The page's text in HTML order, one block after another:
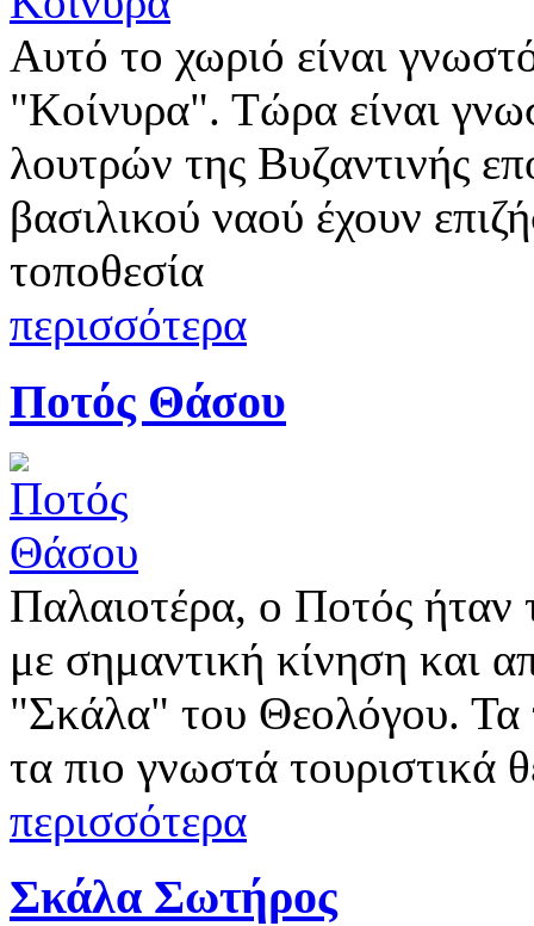
Αυτό το χωριό είναι
"Κοίνυρα". Τώρα είναι
λουτρών της Βυζαντινής
βασιλικού ναού έχουν
τοποθεσία
περισσότερα
Ποτός Θάσου
Παλαιοτέρα, ο Ποτός ήταν
με σημαντική κίνηση και
"Σκάλα" του Θεολόγου. Τα
τα πιο γνωστά τουριστικά
περισσότερα
Σκάλα Σωτήρος